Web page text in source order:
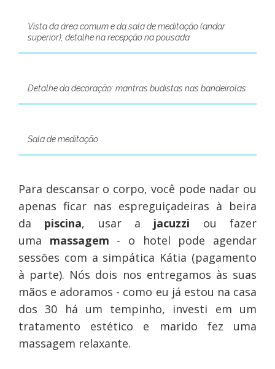
Vista da área comum e da sala de meditação (andar
superior); detalhe na recepção na pousada
Detalhe da decoração: mantras budistas nas bandeirolas
Sala de meditação
Para descansar o corpo, você pode nadar ou
apenas ficar nas espreguiçadeiras à beira
da piscina, usar a jacuzzi ou fazer
uma massagem - o hotel pode agendar
sessões com a simpática Kátia (pagamento
à parte). Nós dois nos entregamos às suas
mãos e adoramos - como eu já estou na casa
dos 30 há um tempinho, investi em um
tratamento estético e marido fez uma
massagem relaxante.